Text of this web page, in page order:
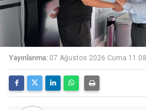
Yayınlanma: 07 Ağustos 2026 Cuma 11:08